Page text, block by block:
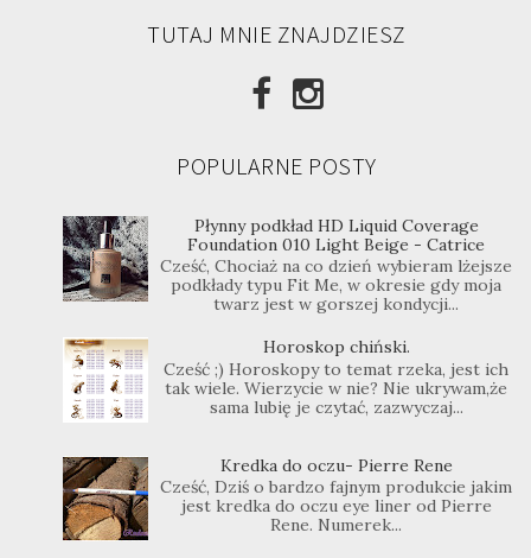
TUTAJ MNIE ZNAJDZIESZ
POPULARNE POSTY
Płynny podkład HD Liquid Coverage
Foundation 010 Light Beige - Catrice
Cześć, Chociaż na co dzień wybieram lżejsze
podkłady typu Fit Me, w okresie gdy moja
twarz jest w gorszej kondycji...
Horoskop chiński.
Cześć ;) Horoskopy to temat rzeka, jest ich
tak wiele. Wierzycie w nie? Nie ukrywam,że
sama lubię je czytać, zazwyczaj...
Kredka do oczu- Pierre Rene
Cześć, Dziś o bardzo fajnym produkcie jakim
jest kredka do oczu eye liner od Pierre
Rene. Numerek...